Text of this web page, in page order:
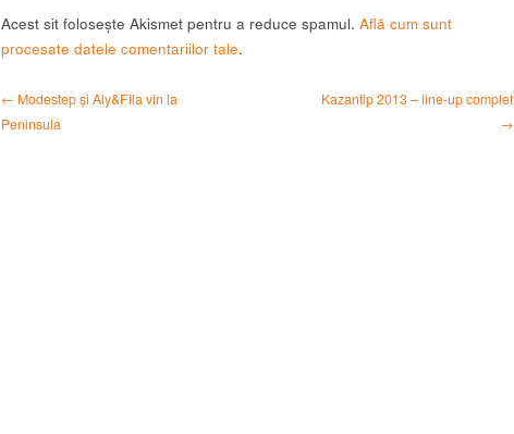
Acest sit folosește Akismet pentru a reduce spamul. Află cum sunt
procesate datele comentariilor tale.
← Modestep şi Aly&Fila vin la
Peninsula
Kazantip 2013 – line-up complet
→